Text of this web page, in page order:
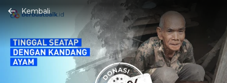
Kembali